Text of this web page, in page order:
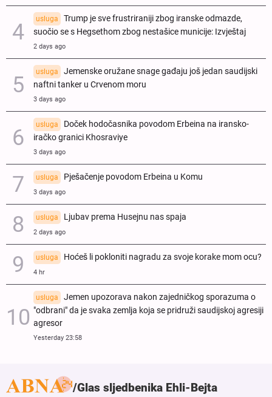
usluga
Trump je sve frustriraniji zbog iranske odmazde,
suočio se s Hegsethom zbog nestašice municije: Izvještaj
2 days ago
usluga
Jemenske oružane snage gađaju još jedan saudijski
naftni tanker u Crvenom moru
3 days ago
usluga
Doček hodočasnika povodom Erbeina na iransko-
iračko granici Khosraviye
3 days ago
usluga Pješačenje povodom Erbeina u Komu
3 days ago
usluga Ljubav prema Husejnu nas spaja
2 days ago
usluga Hoćeš li pokloniti nagradu za svoje korake mom ocu?
4 hr
usluga
Jemen upozorava nakon zajedničkog sporazuma o
"odbrani" da je svaka zemlja koja se pridruži saudijskoj agresiji
agresor
Yesterday 23:58
Glas sljedbenika Ehli-Bejta